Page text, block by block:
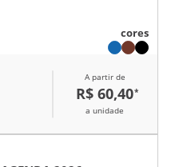
cores
A partir de
R$ 60,40*
a unidade